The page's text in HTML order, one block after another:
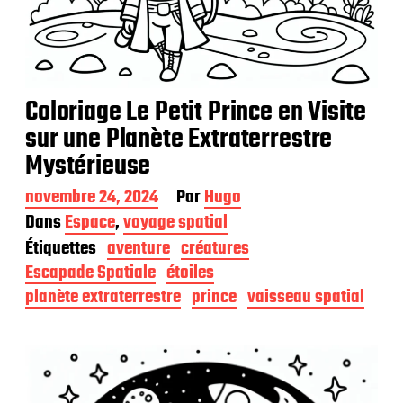
Coloriage Le Petit Prince en Visite
sur une Planète Extraterrestre
Mystérieuse
D
a
t
e
d
e
p
novembre 24, 2024 ParHugo
DansEspace,voyage spatial
Étiquettes aventure créatures
Escapade Spatiale étoiles
planète extraterrestre prince vaisseau spatial